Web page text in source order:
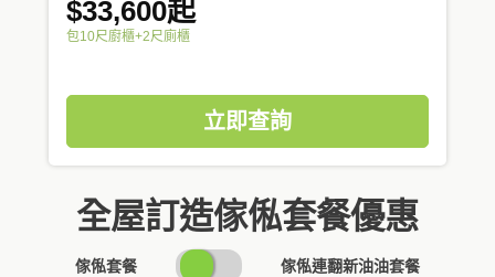
$33,600起
包10尺廚櫃+2尺廁櫃
立即查詢
全屋訂造傢俬套餐優惠
傢俬套餐
SWITCH
傢俬連翻新油油套餐